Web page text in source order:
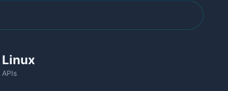
Linux
APIs